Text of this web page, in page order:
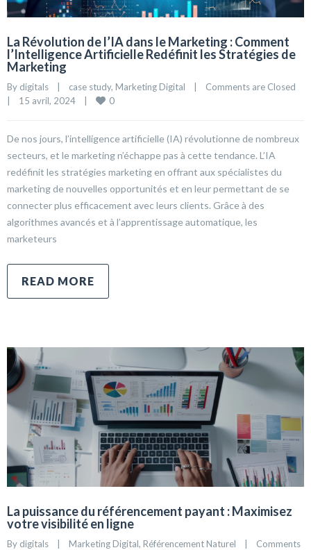
La Révolution de l’IA dans le Marketing : Comment
l’Intelligence Artificielle Redéfinit les Stratégies de
Marketing
By digitals | case study, Marketing Digital |
Comments are Closed
|
15 avril, 2024 | 0
De nos jours, l’intelligence artificielle (IA) révolutionne de nombreux
secteurs, et le marketing n’échappe pas à cette tendance. L’IA
redéfinit les stratégies marketing en offrant aux spécialistes du
marketing de nouvelles opportunités et en leur permettant de se
connecter plus efficacement avec leurs clients. Grâce à des
algorithmes avancés et à l’apprentissage automatique, les
marketeurs
READ MORE
La puissance du référencement payant : Maximisez
votre visibilité en ligne
By digitals Marketing Digital, Référencement Naturel
Comments